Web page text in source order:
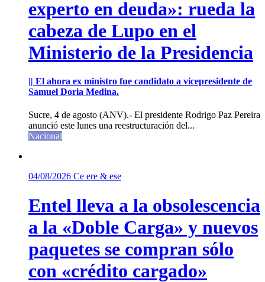
experto en deuda»: rueda la
cabeza de Lupo en el
Ministerio de la Presidencia
|| El ahora ex ministro fue candidato a vicepresidente de
Samuel Doria Medina.
Sucre, 4 de agosto (ANV).- El presidente Rodrigo Paz Pereira
anunció este lunes una reestructuración del...
Nacional
04/08/2026 Ce ere & ese
Entel lleva a la obsolescencia
a la «Doble Carga» y nuevos
paquetes se compran sólo
con «crédito cargado»